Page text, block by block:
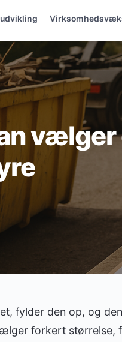
vælger
fylder den op, og
forkert størrelse,